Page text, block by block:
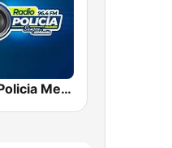
Radio Policia Medellín 96.4 FM